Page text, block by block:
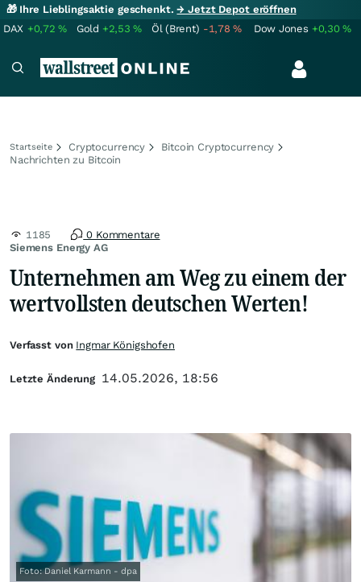
🎁 Ihre Lieblingsaktie geschenkt.→ Jetzt Depot eröffnen
DAX +0,72% Gold +2,53% Öl (Brent) -1,78% Dow Jones +0,30%
Startseite Cryptocurrency
Bitcoin Cryptocurrency
Nachrichten zu Bitcoin
Siemens Energy AG
1185 0 Kommentare
Unternehmen am Weg zu einem der
wertvollsten deutschen Werten!
Foto: Daniel Karmann - dpa
Verfasst von Ingmar Königshofen
Letzte Änderung 14.05.2026, 18:56